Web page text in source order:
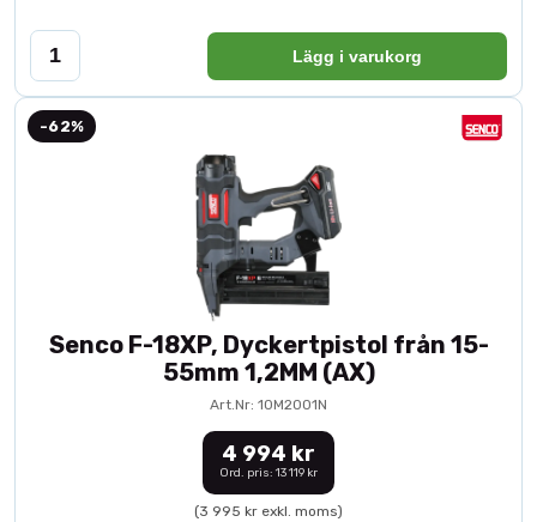
Lägg i varukorg
-62%
Senco F-18XP, Dyckertpistol från 15-
55mm 1,2MM (AX)
Art.Nr: 10M2001N
4 994 kr
Ord. pris: 13 119 kr
(3 995 kr exkl. moms)